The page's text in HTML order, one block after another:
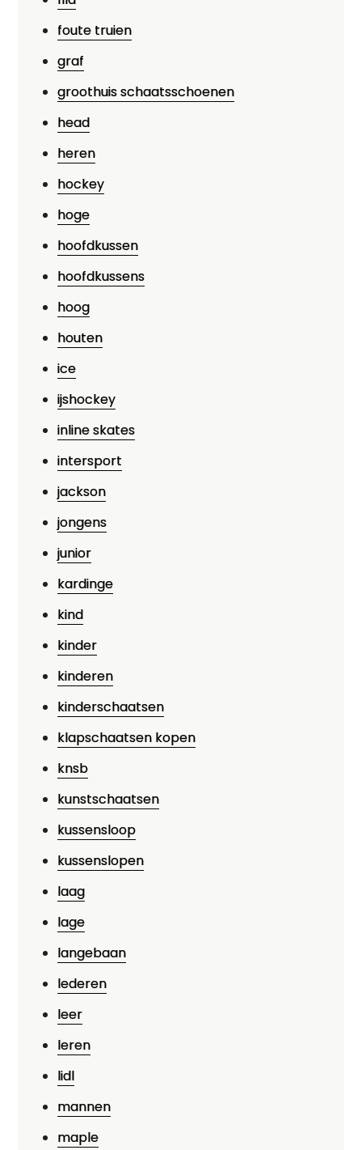
foute truien
graf
groothuis schaatsschoenen
head
heren
hockey
hoge
hoofdkussen
hoofdkussens
hoog
houten
ice
ijshockey
inline skates
intersport
jackson
jongens
junior
kardinge
kind
kinder
kinderen
kinderschaatsen
klapschaatsen kopen
knsb
kunstschaatsen
kussensloop
kussenslopen
laag
lage
langebaan
lederen
leer
leren
lidl
mannen
maple